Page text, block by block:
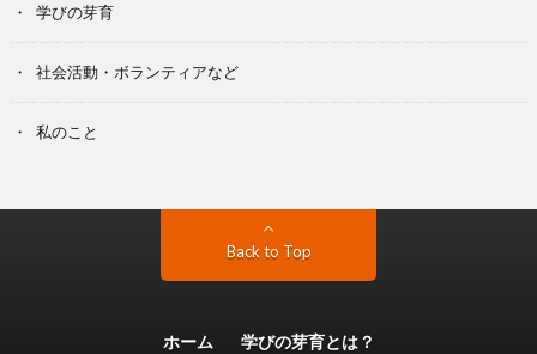
学びの芽育
社会活動・ボランティアなど
私のこと
Back to Top
ホーム 学びの芽育とは？